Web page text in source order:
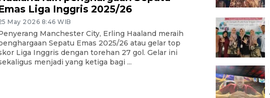
Liga Inggris 2025/26
May 2026 8:46 WIB
Manchester City, Erling Haaland meraih
Sepatu Emas 2025/26 atau gelar top
Liga Inggris dengan torehan 27 gol. Gelar ini
menjadi yang ketiga bagi ...